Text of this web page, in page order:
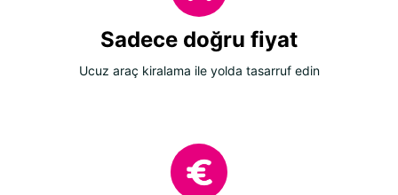
Sadece doğru fiyat
Ucuz araç kiralama ile yolda tasarruf edin